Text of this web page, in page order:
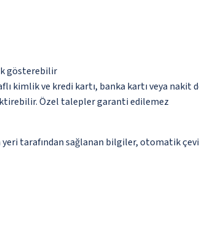
gösterebilir
kimlik ve kredi kartı, banka kartı veya
Özel talepler garanti edilemez
tarafından sağlanan bilgiler, otomatik